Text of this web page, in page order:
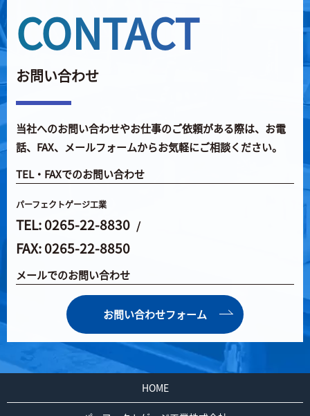
CONTACT
お問い合わせ
当社へのお問い合わせやお仕事のご依頼がある際は、 お電
話、FAX、メールフォームからお気軽にご相談ください。
TEL・FAXでのお問い合わせ
パーフェクトゲージ工業
TEL: 0265-22-8830 /
FAX: 0265-22-8850
メールでのお問い合わせ
お問い合わせフォーム
HOME